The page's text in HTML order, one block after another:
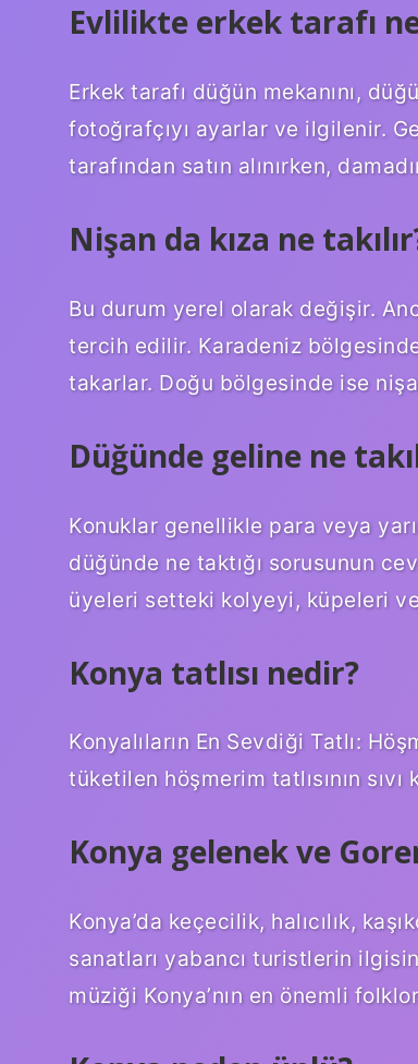
Evlilikte erkek tarafı
Erkek tarafı düğün mekanını,
fotoğrafçıyı ayarlar ve ilgilenir.
tarafından satın alınırken,
Nişan da kıza ne
Bu durum yerel olarak değişir.
tercih edilir. Karadeniz
takarlar. Doğu bölgesinde ise
Düğünde geline ne
Konuklar genellikle para veya
düğünde ne taktığı sorusunun
üyeleri setteki kolyeyi, küpeleri
Konya tatlısı nedir?
Konyalıların En Sevdiği Tatlı:
tüketilen höşmerim tatlısının
Konya gelenek ve
Konya’da keçecilik, halıcılık,
sanatları yabancı turistlerin
müziği Konya’nın en önemli